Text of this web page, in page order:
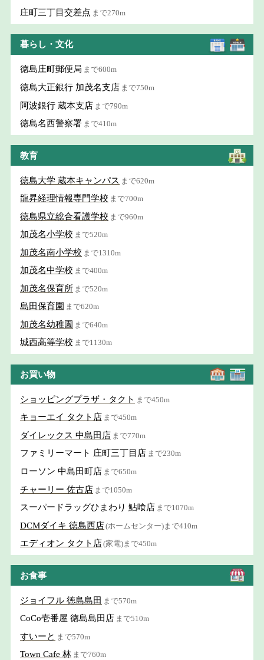
庄町三丁目交差点 まで270m
暮らし・文化
徳島庄町郵便局 まで600m
徳島大正銀行 加茂名支店 まで750m
阿波銀行 蔵本支店 まで790m
徳島名西警察署 まで410m
教育
徳島大学 蔵本キャンパス まで620m
龍昇経理情報専門学校 まで700m
徳島県立総合看護学校 まで960m
加茂名小学校 まで520m
加茂名南小学校 まで1310m
加茂名中学校 まで400m
加茂名保育所 まで520m
島田保育園 まで620m
加茂名幼稚園 まで640m
城西高等学校 まで1130m
お買い物
ショッピングプラザ・タクト まで450m
キョーエイ タクト店 まで450m
ダイレックス 中島田店 まで770m
ファミリーマート 庄町三丁目店 まで230m
ローソン 中島田町店 まで650m
チャーリー 佐古店 まで1050m
スーパードラッグひまわり 鮎喰店 まで1070m
DCMダイキ 徳島西店(ホームセンター)まで410m
エディオン タクト店(家電)まで450m
お食事
ジョイフル 徳島島田 まで570m
CoCo壱番屋 徳島島田店 まで510m
すいーと まで570m
Town Cafe 林 まで760m